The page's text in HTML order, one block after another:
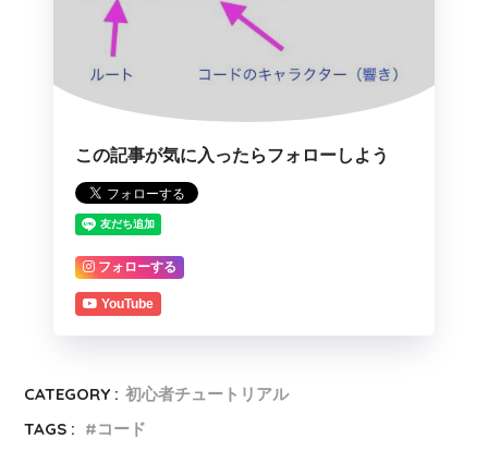
この記事が気に入ったらフォローしよう
フォローする
YouTube
CATEGORY : 初心者チュートリアル
TAGS :
コード